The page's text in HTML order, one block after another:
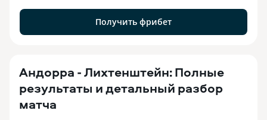
Получить фрибет
Андорра - Лихтенштейн: Полные
результаты и детальный разбор
матча